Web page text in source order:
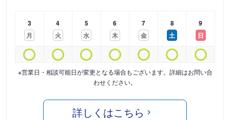
3
月
4
火
5
水
6
木
7
金
8
土
9
日
※営業日・相談可能日が変更となる場合もございます。詳細はお問い合
わせください。
詳しくはこちら